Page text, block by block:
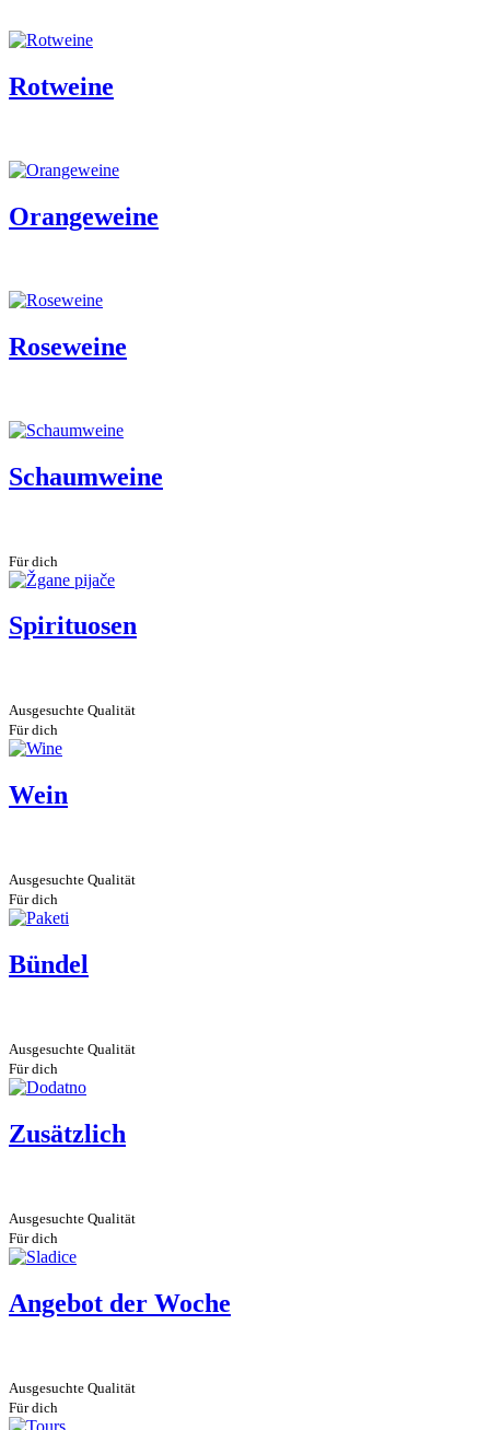
Rotweine
Orangeweine
Roseweine
Schaumweine
Für dich
Spirituosen
Ausgesuchte Qualität
Für dich
Wein
Ausgesuchte Qualität
Für dich
Bündel
Ausgesuchte Qualität
Für dich
Zusätzlich
Ausgesuchte Qualität
Für dich
Angebot der Woche
Ausgesuchte Qualität
Für dich